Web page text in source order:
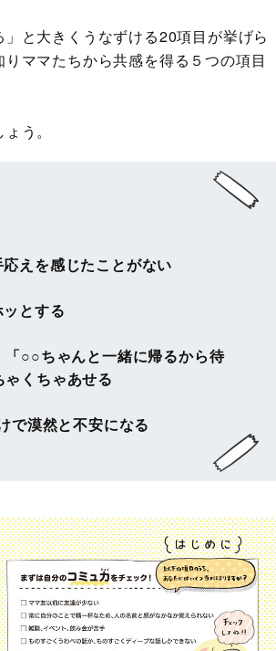
と大きくうなずける20項目が挙げら
ママたちから共感を得る５つの項目
う。
えを感じたことがない
とする
○○ちゃんと一緒に帰るから待
くちゃあせる
で漠然と不安になる